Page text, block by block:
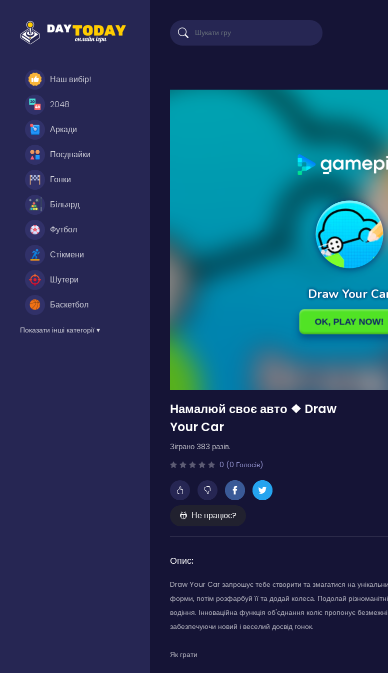
Наш вибір!
2048
Аркади
Поєднайки
Гонки
Більярд
Футбол
Стікмени
Шутери
Баскетбол
Показати інші категорії ▾
Намалюй своє авто ❖ Draw
Your Car
Зіграно 383 разів.
0 (0 Голосів)
Не працює?
Опис:
Draw Your Car запрошує тебе створити та змагатися на
форми, потім розфарбуй її та додай колеса. Подолай
водіння. Інноваційна функція об'єднання коліс пропонує
забезпечуючи новий і веселий досвід гонок.
Як грати